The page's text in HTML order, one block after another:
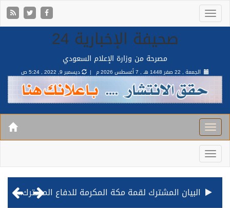
صحيفة الإخبارية 24
مصرحة من وزارة الإعلام السعودي
الجمعة , 22 صفر 1448 هـ , 7 أغسطس 2026 م | ديسمبر 9, 2022 , 5:24 ص
البيان المشترك لقمة مكة المكرمة للدفاع المشترك بين المملكة وتركيا وباكستان